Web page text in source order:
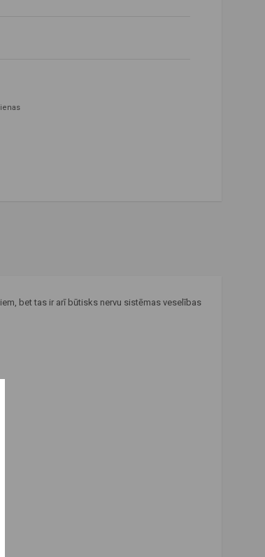
bet tas ir arī būtisks nervu sistēmas veselības